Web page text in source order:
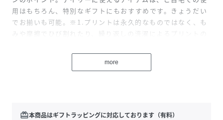
用はもちろん、特別なギフトにもおすすめです。きょうだい
でお揃いも可能。※1.プリントは永久的なものではなく、も
みや摩擦でひび割れたり、繰り返しの洗濯によるプリントの
洗いをしてください。
more
redeem本商品はギフトラッピングに対応しております（有料）